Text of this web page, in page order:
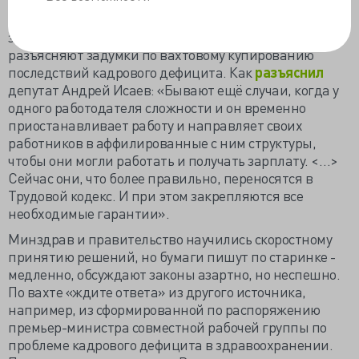
законодательстве ни малейшим образом не
разъясняют задумки по вахтовому купированию
последствий кадрового дефицита. Какразъяснил
депутат Андрей Исаев: «Бывают ещё случаи, когда у
одного работодателя сложности и он временно
приостанавливает работу и направляет своих
работников в аффилированные с ним структуры,
чтобы они могли работать и получать зарплату. <…>
Сейчас они, что более правильно, переносятся в
Трудовой кодекс. И при этом закрепляются все
необходимые гарантии».
Минздрав и правительство научились скоростному
принятию решений, но бумаги пишут по старинке -
медленно, обсуждают законы азартно, но неспешно.
По вахте «ждите ответа» из другого источника,
например, из сформированной по распоряжению
премьер-министра совместной рабочей группы по
проблеме кадрового дефицита в здравоохранении.